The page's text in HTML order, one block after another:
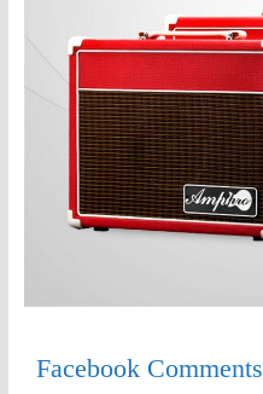
Facebook Comments